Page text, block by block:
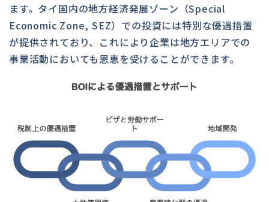
ます。タイ国内の地方経済発展ゾーン（Special
Economic Zone, SEZ）での投資には特別な優遇措置
が提供されており、これにより企業は地方エリアでの
事業活動においても恩恵を受けることができます。